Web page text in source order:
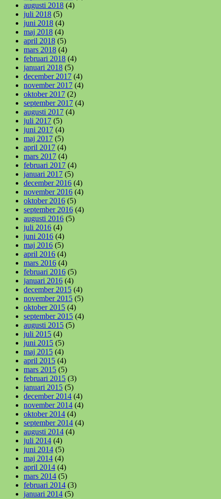
augusti 2018 (4)
juli 2018 (5)
juni 2018 (4)
maj 2018 (4)
april 2018 (5)
mars 2018 (4)
februari 2018 (4)
januari 2018 (5)
december 2017 (4)
november 2017 (4)
oktober 2017 (2)
september 2017 (4)
augusti 2017 (4)
juli 2017 (5)
juni 2017 (4)
maj 2017 (5)
april 2017 (4)
mars 2017 (4)
februari 2017 (4)
januari 2017 (5)
december 2016 (4)
november 2016 (4)
oktober 2016 (5)
september 2016 (4)
augusti 2016 (5)
juli 2016 (4)
juni 2016 (4)
maj 2016 (5)
april 2016 (4)
mars 2016 (4)
februari 2016 (5)
januari 2016 (4)
december 2015 (4)
november 2015 (5)
oktober 2015 (4)
september 2015 (4)
augusti 2015 (5)
juli 2015 (4)
juni 2015 (5)
maj 2015 (4)
april 2015 (4)
mars 2015 (5)
februari 2015 (3)
januari 2015 (5)
december 2014 (4)
november 2014 (4)
oktober 2014 (4)
september 2014 (4)
augusti 2014 (4)
juli 2014 (4)
juni 2014 (5)
maj 2014 (4)
april 2014 (4)
mars 2014 (5)
februari 2014 (3)
januari 2014 (5)